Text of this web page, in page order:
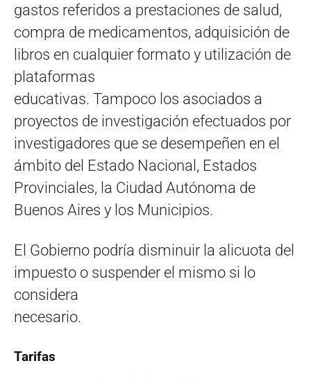
gastos referidos a prestaciones de salud,
compra de medicamentos, adquisición de
libros en cualquier formato y utilización de
plataformas
educativas. Tampoco los asociados a
proyectos de investigación efectuados por
investigadores que se desempeñen en el
ámbito del Estado Nacional, Estados
Provinciales, la Ciudad Autónoma de
Buenos Aires y los Municipios.
El Gobierno podría disminuir la alicuota del
impuesto o suspender el mismo si lo
considera
necesario.
Tarifas